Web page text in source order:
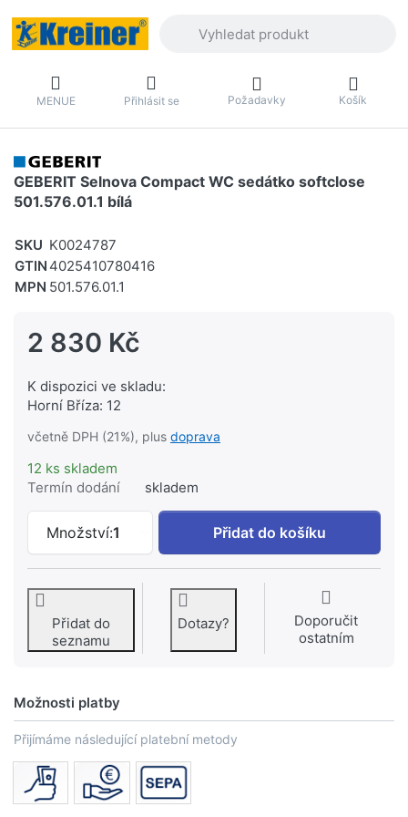
MENUE Přihlásit se Požadavky Košík
GEBERIT Selnova Compact WC sedátko softclose
501.576.01.1 bílá
SKU K0024787
GTIN 4025410780416
MPN 501.576.01.1
2 830 Kč
K dispozici ve skladu:
Horní Bříza: 12
včetně DPH (21%), plus doprava
12 ks skladem
Termín dodání
skladem
Množství:1
GEBERIT Selnova Compact WC
Přidat do košíku
Přidat do
seznamu
Dotazy?
Doporučit
ostatním
Možnosti platby
Přijímáme následující platební metody